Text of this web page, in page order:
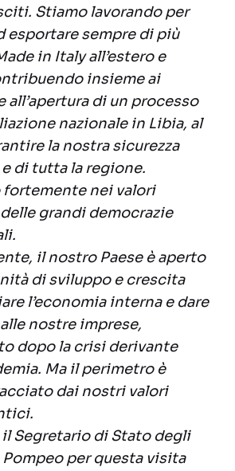
Stiamo lavorando per
esportare sempre di più
in Italy all’estero e
insieme ai
all’apertura di un processo
nazionale in Libia, al
la nostra sicurezza
di tutta la regione.
fortemente nei valori
grandi democrazie
il nostro Paese è aperto
di sviluppo e crescita
l’economia interna e dare
nostre imprese,
dopo la crisi derivante
Ma il perimetro è
dai nostri valori
Segretario di Stato degli
Pompeo per questa visita